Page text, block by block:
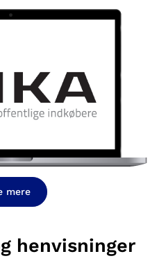
mere
henvisninger